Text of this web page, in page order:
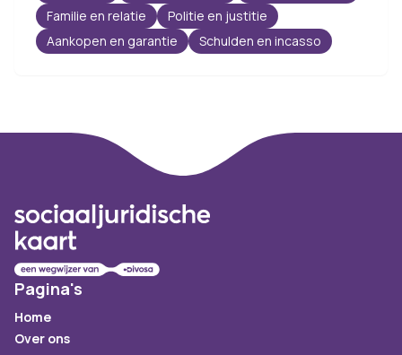
Familie en relatie
Politie en justitie
Aankopen en garantie
Schulden en incasso
Pagina's
Home
Over ons